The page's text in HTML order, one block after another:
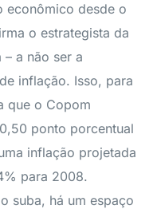
econômico desde o
o estrategista da
a não ser a
inflação. Isso, para
que o Copom
ponto porcentual
inflação projetada
para 2008.
suba, há um espaço